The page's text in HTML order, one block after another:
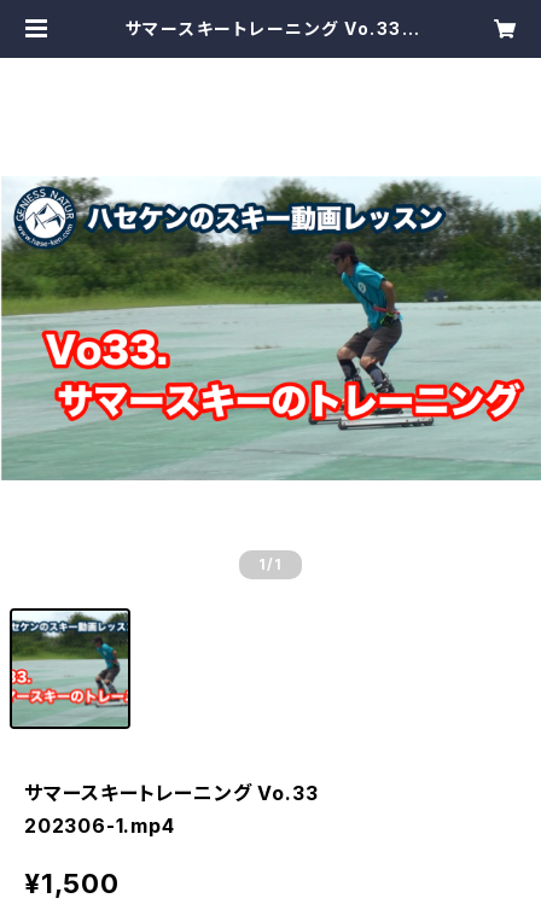
サマースキートレーニング Vo.33 |
1 /1
サマースキートレーニング Vo.33
202306-1.mp4
¥1,500